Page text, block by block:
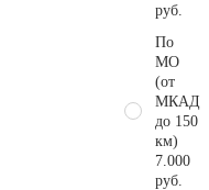
руб.
По
МО
(от
МКАД
до 150
км)
7.000
руб.